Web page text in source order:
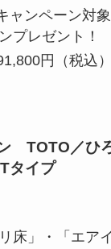
ャンペーン対
プレゼント！
円（税込
TOTO／ひ
タイプ
床」・「エア